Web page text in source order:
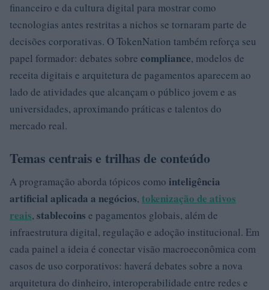
financeiro e da cultura digital para mostrar como
tecnologias antes restritas a nichos se tornaram parte de
decisões corporativas. O TokenNation também reforça seu
papel formador: debates sobre compliance, modelos de
receita digitais e arquitetura de pagamentos aparecem ao
lado de atividades que alcançam o público jovem e as
universidades, aproximando práticas e talentos do
mercado real.
Temas centrais e trilhas de conteúdo
A programação aborda tópicos como inteligência
artificial aplicada a negócios, tokenização de ativos
reais, stablecoins e pagamentos globais, além de
infraestrutura digital, regulação e adoção institucional. Em
cada painel a ideia é conectar visão macroeconômica com
casos de uso corporativos: haverá debates sobre a nova
arquitetura do dinheiro, interoperabilidade entre redes e